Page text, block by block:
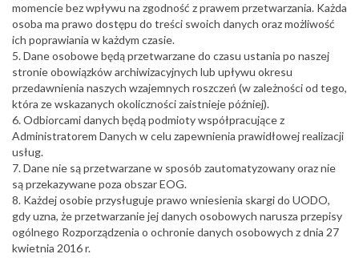
momencie bez wpływu na zgodność z prawem przetwarzania. Każda
osoba ma prawo dostępu do treści swoich danych oraz możliwość
ich poprawiania w każdym czasie.
5. Dane osobowe będą przetwarzane do czasu ustania po naszej
stronie obowiązków archiwizacyjnych lub upływu okresu
przedawnienia naszych wzajemnych roszczeń (w zależności od tego,
która ze wskazanych okoliczności zaistnieje później).
6. Odbiorcami danych będą podmioty współpracujące z
Administratorem Danych w celu zapewnienia prawidłowej realizacji
usług.
7. Dane nie są przetwarzane w sposób zautomatyzowany oraz nie
są przekazywane poza obszar EOG.
8. Każdej osobie przysługuje prawo wniesienia skargi do UODO,
gdy uzna, że przetwarzanie jej danych osobowych narusza przepisy
ogólnego Rozporządzenia o ochronie danych osobowych z dnia 27
kwietnia 2016 r.